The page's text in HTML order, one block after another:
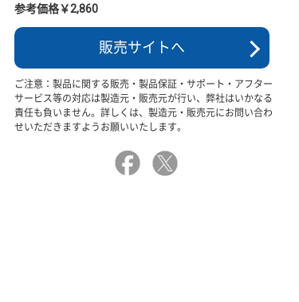
参考価格￥2,860
販売サイトへ
ご注意：製品に関する販売・製品保証・サポート・アフター
サービス等の対応は製造元・販売元が行い、弊社はいかなる
責任も負いません。詳しくは、製造元・販売元にお問い合わ
せいただきますようお願いいたします。